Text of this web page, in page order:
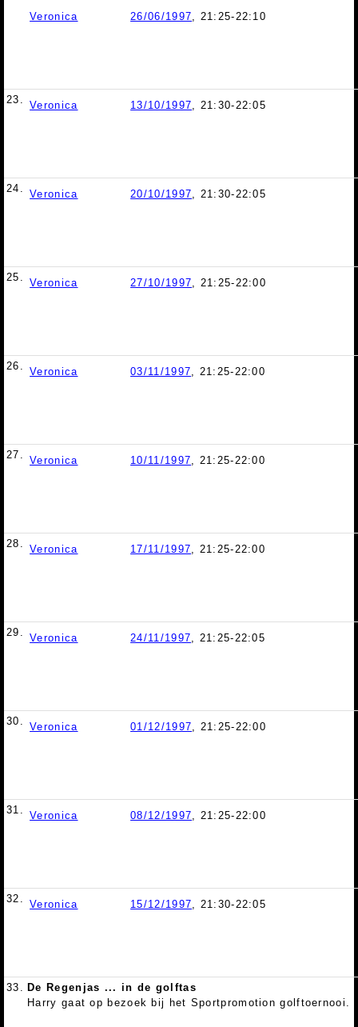
Veronica 26/06/1997, 21:25-22:10
23. Veronica 13/10/1997, 21:30-22:05
24. Veronica 20/10/1997, 21:30-22:05
25. Veronica 27/10/1997, 21:25-22:00
26. Veronica 03/11/1997, 21:25-22:00
27. Veronica 10/11/1997, 21:25-22:00
28. Veronica 17/11/1997, 21:25-22:00
29. Veronica 24/11/1997, 21:25-22:05
30. Veronica 01/12/1997, 21:25-22:00
31. Veronica 08/12/1997, 21:25-22:00
32. Veronica 15/12/1997, 21:30-22:05
33. De Regenjas ... in de golftas
Harry gaat op bezoek bij het Sportpromotion golftoernooi.